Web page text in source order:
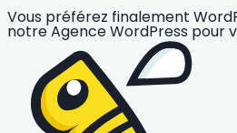
Vous préférez finalement
notre Agence WordPress pour